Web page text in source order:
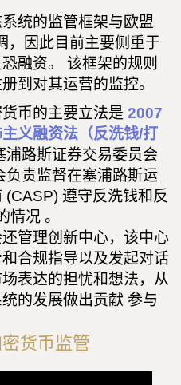
统的监管框架与欧盟
，因此目前主要侧重于
融资。 该框架的规则
到对其运营的监控。
币的主要立法是 2007
义融资法（反洗钱/打
浦路斯证券交易委员会
负责监督在塞浦路斯运
遵守反洗钱和反
情况 。
管理创新中心，该中心
合规指导以及发起对话
表达的担忧和想法，从
的发展做出贡献 参与
货币监管